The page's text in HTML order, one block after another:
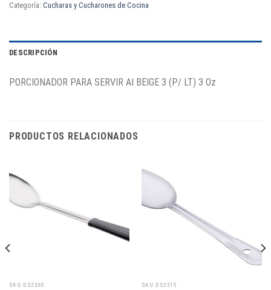
Categoría: Cucharas y Cucharones de Cocina
DESCRIPCIÓN
PORCIONADOR PARA SERVIR AI BEIGE 3 (P/ LT) 3 Oz
PRODUCTOS RELACIONADOS
SKU: DS2365 SKU: DS2315